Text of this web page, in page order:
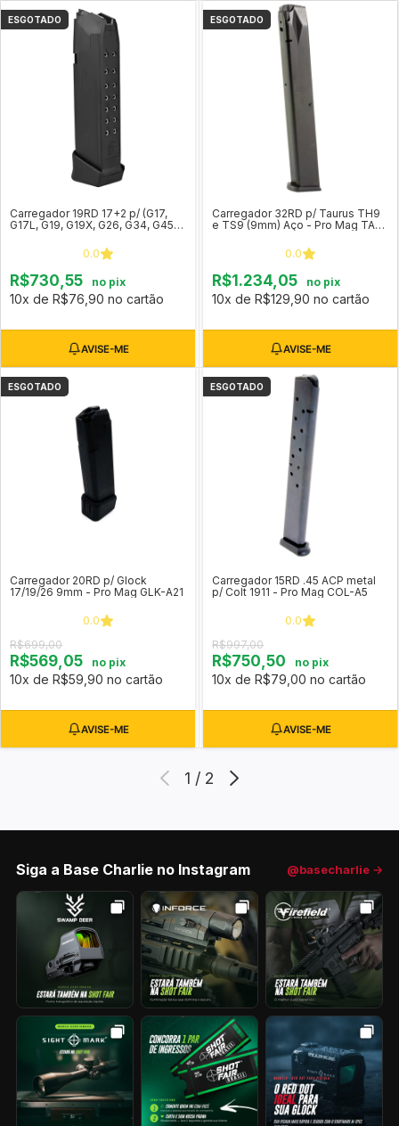
ESGOTADO
Carregador 19RD 17+2 p/ (G17,
G17L, G19, G19X, G26, G34, G45)
0.0
R$730,55 no pix
10x de R$76,90 no cartão
ESGOTADO
Carregador 32RD p/ Taurus TH9
e TS9 (9mm) Aço - Pro Mag TAU-
0.0
R$1.234,05 no pix
10x de R$129,90 no cartão
ESGOTADO
Carregador 20RD p/ Glock
17/19/26 9mm - Pro Mag GLK-A21
0.0
R$699,00
R$569,05 no pix
10x de R$59,90 no cartão
ESGOTADO
Carregador 15RD .45 ACP metal
p/ Colt 1911 - Pro Mag COL-A5
0.0
R$997,00
R$750,50 no pix
10x de R$79,00 no cartão
1 / 2
Siga a Base Charlie no Instagram @basecharlie →